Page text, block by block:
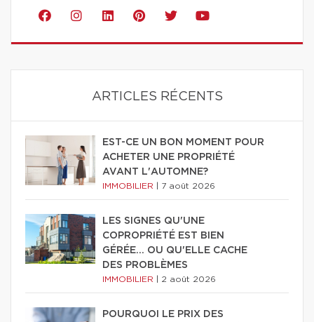
ARTICLES RÉCENTS
EST-CE UN BON MOMENT POUR
ACHETER UNE PROPRIÉTÉ
AVANT L'AUTOMNE?
IMMOBILIER 7 août 2026
LES SIGNES QU'UNE
COPROPRIÉTÉ EST BIEN
GÉRÉE… OU QU'ELLE CACHE
DES PROBLÈMES
IMMOBILIER 2 août 2026
POURQUOI LE PRIX DES